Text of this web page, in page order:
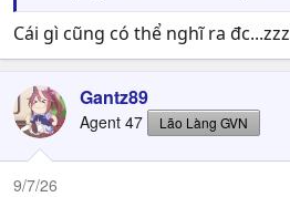
Cái gì cũng có thể nghĩ ra đc...zzz
Gantz89
Agent 47 Lão Làng GVN
9/7/26